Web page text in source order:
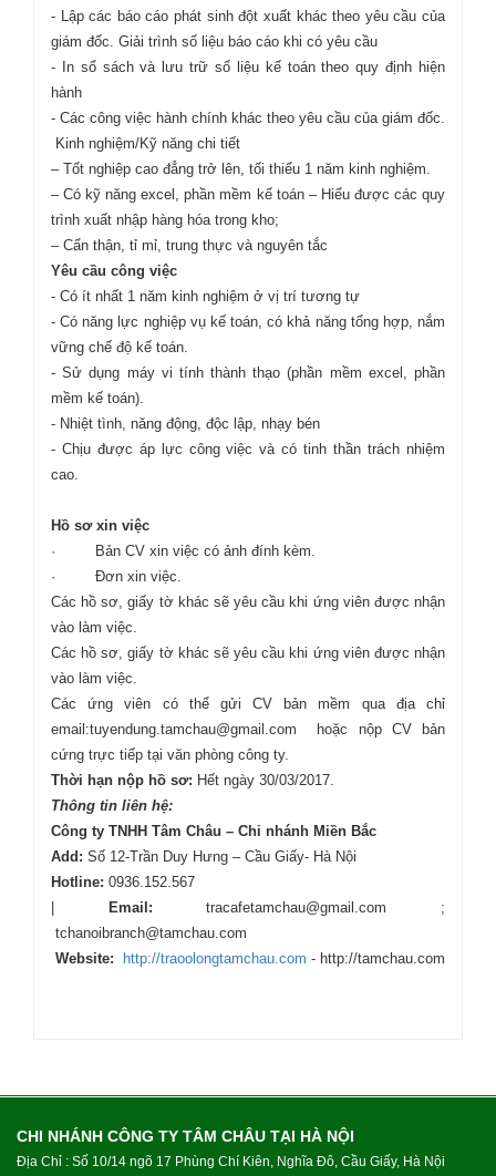
- Lập các báo cáo phát sinh đột xuất khác theo yêu cầu của
giám đốc. Giải trình số liệu báo cáo khi có yêu cầu
- In sổ sách và lưu trữ số liệu kế toán theo quy định hiện
hành
- Các công việc hành chính khác theo yêu cầu của giám đốc.
Kinh nghiệm/Kỹ năng chi tiết
– Tốt nghiệp cao đẳng trở lên, tối thiểu 1 năm kinh nghiệm.
– Có kỹ năng excel, phần mềm kế toán – Hiểu được các quy
trình xuất nhập hàng hóa trong kho;
– Cẩn thận, tỉ mỉ, trung thực và nguyên tắc
Yêu cầu công việc
- Có ít nhất 1 năm kinh nghiệm ở vị trí tương tự
- Có năng lực nghiệp vụ kế toán, có khả năng tổng hợp, nắm
vững chế độ kế toán.
- Sử dụng máy vi tính thành thạo (phần mềm excel, phần
mềm kế toán).
- Nhiệt tình, năng động, độc lập, nhạy bén
- Chịu được áp lực công việc và có tinh thần trách nhiệm
cao.
Hồ sơ xin việc
· Bản CV xin việc có ảnh đính kèm.
· Đơn xin việc.
Các hồ sơ, giấy tờ khác sẽ yêu cầu khi ứng viên được nhận
vào làm việc.
Các hồ sơ, giấy tờ khác sẽ yêu cầu khi ứng viên được nhận
vào làm việc.
Các ứng viên có thể gửi CV bản mềm qua địa chỉ
email:tuyendung.tamchau@gmail.com hoặc nộp CV bản
cứng trực tiếp tại văn phòng công ty.
Thời hạn nộp hồ sơ: Hết ngày 30/03/2017.
Thông tin liên hệ:
Công ty TNHH Tâm Châu – Chi nhánh Miền Bắc
Add: Số 12-Trần Duy Hưng – Cầu Giấy- Hà Nội
Hotline: 0936.152.567
Email: tracafetamchau@gmail.com ;
tchanoibranch@tamchau.com
Website:
http://traoolongtamchau.com - http://tamchau.com
CHI NHÁNH CÔNG TY TÂM CHÂU TẠI HÀ NỘI
Địa Chỉ : Số 10/14 ngõ 17 Phùng Chí Kiên, Nghĩa Đô, Cầu Giấy, Hà Nội